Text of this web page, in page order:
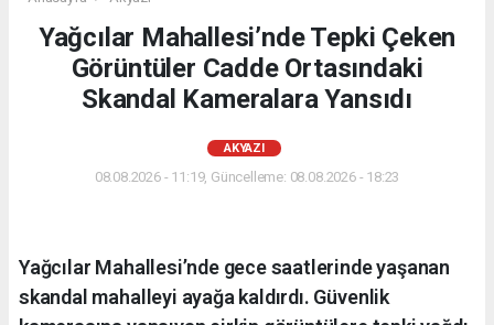
Yağcılar Mahallesi’nde Tepki Çeken
Görüntüler Cadde Ortasındaki
Skandal Kameralara Yansıdı
AKYAZI
08.08.2026 - 11:19, Güncelleme: 08.08.2026 - 18:23
Yağcılar Mahallesi’nde gece saatlerinde yaşanan
skandal mahalleyi ayağa kaldırdı. Güvenlik